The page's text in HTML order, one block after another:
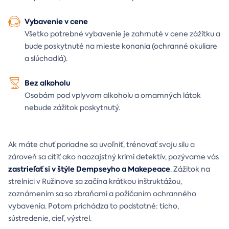
Vybavenie v cene
Všetko potrebné vybavenie je zahrnuté v cene zážitku a
bude poskytnuté na mieste konania (ochranné okuliare
a slúchadlá).
Bez alkoholu
Osobám pod vplyvom alkoholu a omamných látok
nebude zážitok poskytnutý.
Ak máte chuť poriadne sa uvoľniť, trénovať svoju silu a
zároveň sa cítiť ako naozajstný krimi detektív, pozývame vás
zastrieľať si v štýle Dempseyho a Makepeace. Zážitok na
strelnici v Ružinove sa začína krátkou inštruktážou,
zoznámením sa so zbraňami a požičaním ochranného
vybavenia. Potom prichádza to podstatné: ticho,
sústredenie, cieľ, výstrel.